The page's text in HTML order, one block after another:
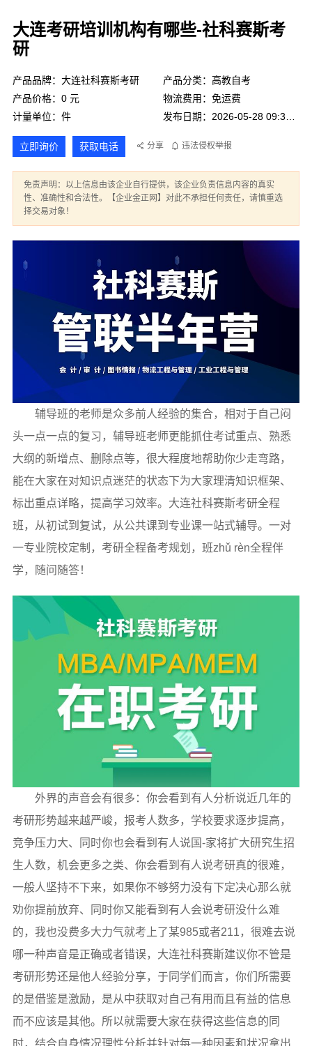
大连考研培训机构有哪些-社科赛斯考
研
产品品牌：大连社科赛斯考研
产品分类：高教自考
产品价格：0 元
物流费用：免运费
计量单位：件
立即询价 获取电话 分享 违法侵权举报
免责声明：以上信息由该企业自行提供，该企业负责信息内容的真实
性、准确性和合法性。【企业金正网】对此不承担任何责任，请慎重选
择交易对象！
辅导班的老师是众多前人经验的集合，相对于自己闷
头一点一点的复习，辅导班老师更能抓住考试重点、熟悉
大纲的新增点、删除点等，很大程度地帮助你少走弯路，
能在大家在对知识点迷茫的状态下为大家理清知识框架、
标出重点详略，提高学习效率。大连社科赛斯考研全程
班，从初试到复试，从公共课到专业课一站式辅导。一对
一专业院校定制，考研全程备考规划，班zhǔ rèn全程伴
学，随问随答！
外界的声音会有很多：你会看到有人分析说近几年的
考研形势越来越严峻，报考人数多，学校要求逐步提高，
竞争压力大、同时你也会看到有人说国-家将扩大研究生招
生人数，机会更多之类、你会看到有人说考研真的很难，
一般人坚持不下来，如果你不够努力没有下定决心那么就
劝你提前放弃、同时你又能看到有人会说考研没什么难
的，我也没费多大力气就考上了某985或者211，很难去说
哪一种声音是正确或者错误，大连社科赛斯建议你不管是
考研形势还是他人经验分享，于同学们而言，你们所需要
的是借鉴是激励，是从中获取对自己有用而且有益的信息
而不应该是其他。所以就需要大家在获得这些信息的同
时，结合自身情况理性分析并针对每一种因素和状况拿出